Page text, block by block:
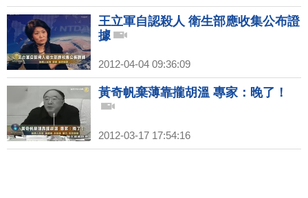
王立軍自認殺人 衛生部應收集公布證
據
2012-04-04 09:36:09
黃奇帆棄薄靠攏胡溫 專家：晚了！
2012-03-17 17:54:16